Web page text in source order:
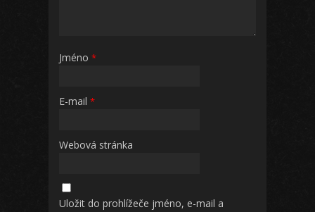
Jméno *
E-mail *
Webová stránka
Uložit do prohlížeče jméno, e-mail a